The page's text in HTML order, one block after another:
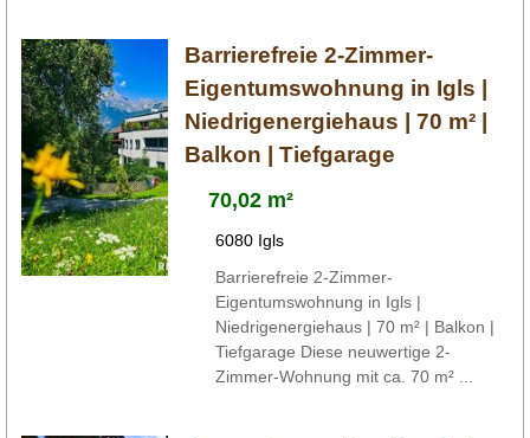
Barrierefreie 2-Zimmer-
Eigentumswohnung in Igls |
Niedrigenergiehaus | 70 m² |
Balkon | Tiefgarage
70,02 m²
6080 Igls
Barrierefreie 2-Zimmer-
Eigentumswohnung in Igls |
Niedrigenergiehaus | 70 m² | Balkon |
Tiefgarage Diese neuwertige 2-
Zimmer-Wohnung mit ca. 70 m² ...